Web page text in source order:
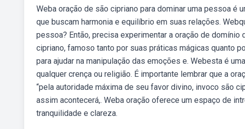
Weba oração de são cipriano para dominar uma pessoa
que buscam harmonia e equilíbrio em suas relações.
pessoa? Então, precisa experimentar a oração de
cipriano, famoso tanto por suas práticas mágicas quanto
para ajudar na manipulação das emoções e. Webesta é
qualquer crença ou religião. É importante lembrar que a
“pela autoridade máxima de seu favor divino, invoco são
assim acontecerá,. Weba oração oferece um espaço de
tranquilidade e clareza.